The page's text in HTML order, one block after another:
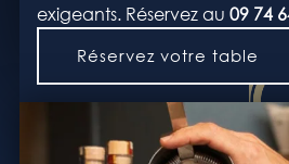
exigeants. Réservez au09 74
Réservez votre table